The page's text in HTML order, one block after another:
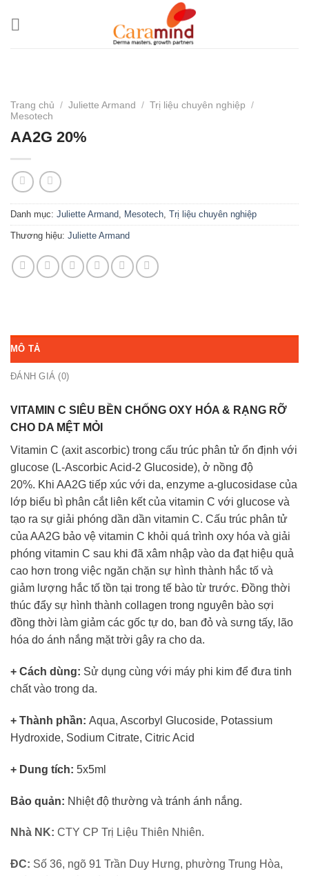
Trang chủ / Juliette Armand / Trị liệu chuyên nghiệp
/
Mesotech
AA2G 20%
Danh mục: Juliette Armand, Mesotech, Trị liệu chuyên nghiệp
Thương hiệu: Juliette Armand
MÔ TẢ
ĐÁNH GIÁ (0)
VITAMIN C SIÊU BỀN CHỐNG OXY HÓA & RẠNG RỠ
CHO DA MỆT MỎI
Vitamin C (axit ascorbic) trong cấu trúc phân tử ổn định với
glucose (L-Ascorbic Acid-2 Glucoside), ở nồng độ
20%. Khi AA2G tiếp xúc với da, enzyme a-glucosidase của
lớp biểu bì phân cắt liên kết của vitamin C với glucose và
tạo ra sự giải phóng dần dần vitamin C. Cấu trúc phân tử
của AA2G bảo vệ vitamin C khỏi quá trình oxy hóa và giải
phóng vitamin C sau khi đã xâm nhập vào da đạt hiệu quả
cao hơn trong việc ngăn chặn sự hình thành hắc tố và
giảm lượng hắc tố tồn tại trong tế bào từ trước. Đồng thời
thúc đẩy sự hình thành collagen trong nguyên bào sợi
đồng thời làm giảm các gốc tự do, ban đỏ và sưng tấy, lão
hóa do ánh nắng mặt trời gây ra cho da.
+ Cách dùng: Sử dụng cùng với máy phi kim để đưa tinh
chất vào trong da.
+ Thành phần: Aqua, Ascorbyl Glucoside, Potassium
Hydroxide, Sodium Citrate, Citric Acid
+ Dung tích: 5x5ml
Bảo quản: Nhiệt độ thường và tránh ánh nắng.
Nhà NK: CTY CP Trị Liệu Thiên Nhiên.
ĐC: Số 36, ngõ 91 Trần Duy Hưng, phường Trung Hòa,